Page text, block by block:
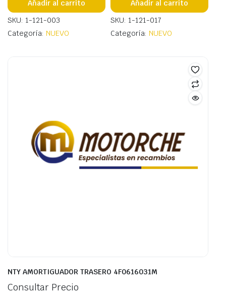
Añadir al carrito
SKU: 1-121-003
Categoría: NUEVO
Añadir al carrito
SKU: 1-121-017
Categoría: NUEVO
NTY AMORTIGUADOR TRASERO 4F0616031M
Consultar Precio